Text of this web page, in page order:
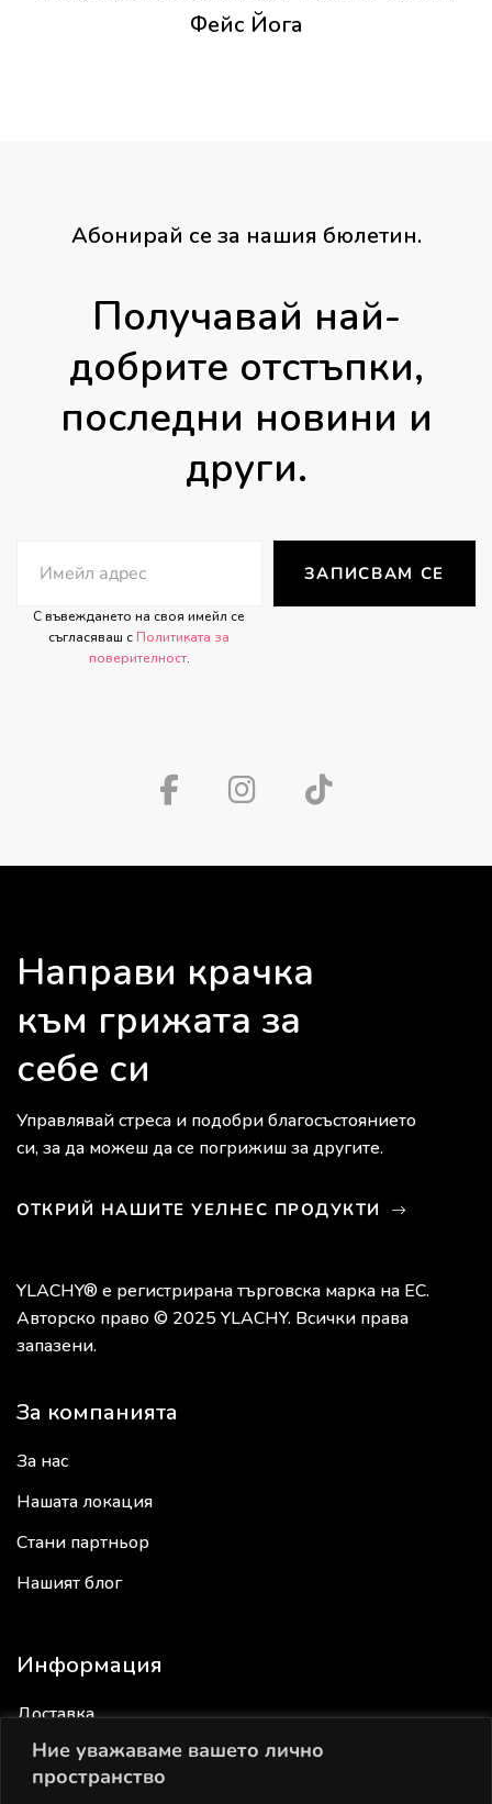
Ние уважаваме вашето лично
пространство
Фейс Йога
Абонирай се за нашия бюлетин.
Получавай най-
добрите отстъпки,
последни новини и
други.
С въвеждането на своя имейл се
съгласяваш с Политиката за
поверителност.
ЗАПИСВАМ СЕ
Направи крачка
към грижата за
себе си
Управлявай стреса и подобри благосъстоянието
си, за да можеш да се погрижиш за другите.
ОТКРИЙ НАШИТЕ УЕЛНЕС ПРОДУКТИ
YLACHY® е регистрирана търговска марка на ЕС.
Авторско право © 2025 YLACHY. Всички права
запазени.
За компанията
За нас
Нашата локация
Стани партньор
Нашият блог
Информация
Доставка
Връщане
Общи условия